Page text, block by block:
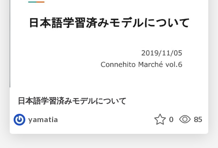
日本語学習済みモデルについて
yamatia
0 85